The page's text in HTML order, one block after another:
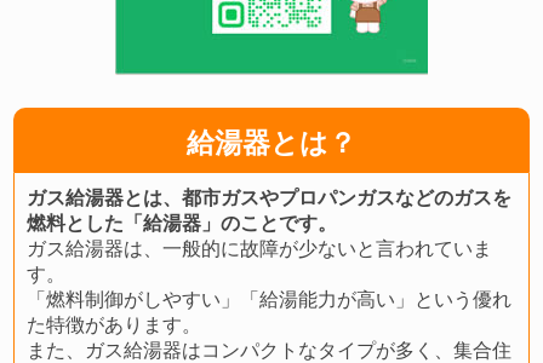
給湯器とは？
ガス給湯器とは、都市ガスやプロパンガスなどのガスを
燃料とした「給湯器」のことです。
ガス給湯器は、一般的に故障が少ないと言われていま
す。
「燃料制御がしやすい」「給湯能力が高い」という優れ
た特徴があります。
また、ガス給湯器はコンパクトなタイプが多く、集合住